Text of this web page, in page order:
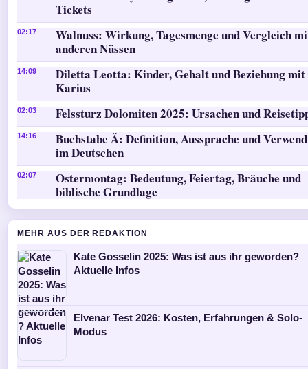
Tickets
02:17
Walnuss: Wirkung, Tagesmenge und Vergleich
anderen Nüssen
14:09
Diletta Leotta: Kinder, Gehalt und Beziehung mit
Karius
02:03 Felssturz Dolomiten 2025: Ursachen und
14:16
Buchstabe Ä: Definition, Aussprache und
im Deutschen
02:07
Ostermontag: Bedeutung, Feiertag, Bräuche und
biblische Grundlage
MEHR AUS DER REDAKTION
Kate Gosselin 2025: Was ist aus ihr geworden?
Aktuelle Infos
Elvenar Test 2026: Kosten, Erfahrungen & Solo-
Modus